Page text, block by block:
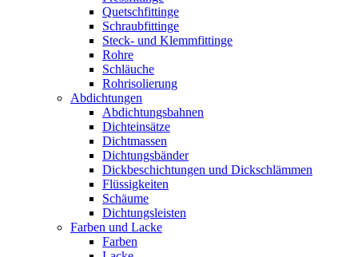
Quetschfittinge
Schraubfittinge
Steck- und Klemmfittinge
Rohre
Schläuche
Rohrisolierung
Abdichtungen
Abdichtungsbahnen
Dichteinsätze
Dichtmassen
Dichtungsbänder
Dickbeschichtungen und Dickschlämmen
Flüssigkeiten
Schäume
Dichtungsleisten
Farben und Lacke
Farben